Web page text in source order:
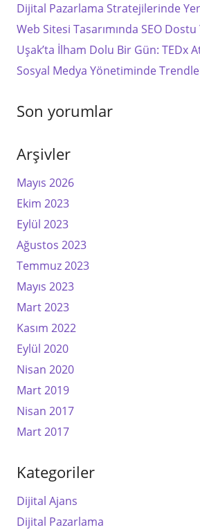
Dijital Pazarlama Stratejilerinde
Web Sitesi Tasarımında SEO Dostu
Uşak’ta İlham Dolu Bir Gün: TEDx
Sosyal Medya Yönetiminde
Son yorumlar
Arşivler
Mayıs 2026
Ekim 2023
Eylül 2023
Ağustos 2023
Temmuz 2023
Mayıs 2023
Mart 2023
Kasım 2022
Eylül 2020
Nisan 2020
Mart 2019
Nisan 2017
Mart 2017
Kategoriler
Dijital Ajans
Dijital Pazarlama